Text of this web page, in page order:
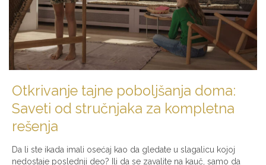
Otkrivanje tajne poboljšanja doma:
Saveti od stručnjaka za kompletna
rešenja
Da li ste ikada imali osećaj kao da gledate u slagalicu kojoj
nedostaje poslednji deo? Ili da se zavalite na kauč, samo da